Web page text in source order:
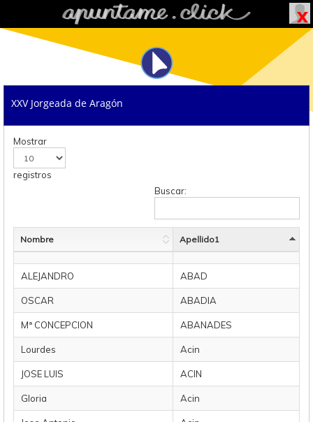
XXV Jorgeada de Aragón
Mostrar
registros
Buscar:
Nombre Apellido1
ALEJANDRO ABAD
OSCAR ABADIA
Mª CONCEPCION ABANADES
Lourdes Acin
JOSE LUIS ACIN
Gloria Acin